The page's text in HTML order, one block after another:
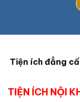
Tiện ích đẳng
TIỆN ÍCH NỘI